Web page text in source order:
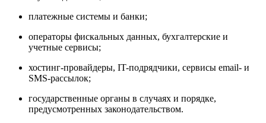
платежные системы и банки;
операторы фискальных данных, бухгалтерские и
учетные сервисы;
хостинг-провайдеры, IT-подрядчики, сервисы email- и
SMS-рассылок;
государственные органы в случаях и порядке,
предусмотренных законодательством.